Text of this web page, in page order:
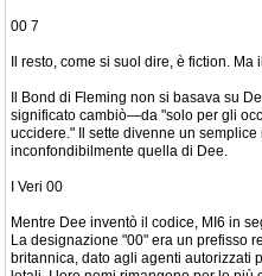
00 7
Il resto, come si suol dire, è fiction.
Il Bond di Fleming non si basava su
significato cambiò—da "solo per gli
uccidere." Il sette divenne un
inconfondibilmente quella di Dee.
I Veri 00
Mentre Dee inventò il codice, MI6 in
La designazione "00" era un prefisso
britannica, dato agli agenti autorizzati